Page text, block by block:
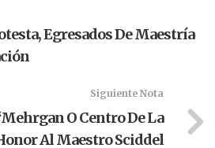
Egresados De Maestría
Siguiente Nota
O Centro De La
Al Maestro Sciddel